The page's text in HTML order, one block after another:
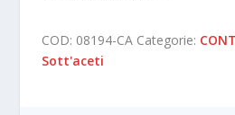
COD: 08194-CA Categorie:
Sott'aceti